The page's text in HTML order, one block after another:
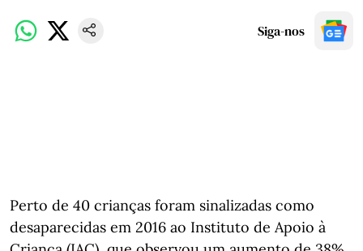
Siga-nos
Perto de 40 crianças foram sinalizadas como
desaparecidas em 2016 ao Instituto de Apoio à